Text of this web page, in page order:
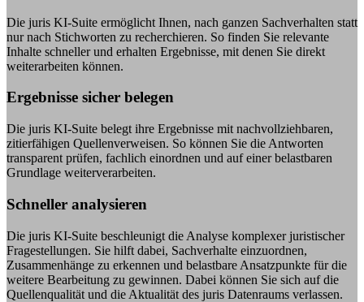
Die juris KI-Suite ermöglicht Ihnen, nach ganzen Sachverhalten statt
nur nach Stichworten zu recherchieren. So finden Sie relevante
Inhalte schneller und erhalten Ergebnisse, mit denen Sie direkt
weiterarbeiten können.
Ergebnisse sicher belegen
Die juris KI-Suite belegt ihre Ergebnisse mit nachvollziehbaren,
zitierfähigen Quellenverweisen. So können Sie die Antworten
transparent prüfen, fachlich einordnen und auf einer belastbaren
Grundlage weiterverarbeiten.
Schneller analysieren
Die juris KI-Suite beschleunigt die Analyse komplexer juristischer
Fragestellungen. Sie hilft dabei, Sachverhalte einzuordnen,
Zusammenhänge zu erkennen und belastbare Ansatzpunkte für die
weitere Bearbeitung zu gewinnen. Dabei können Sie sich auf die
Quellenqualität und die Aktualität des juris Datenraums verlassen.